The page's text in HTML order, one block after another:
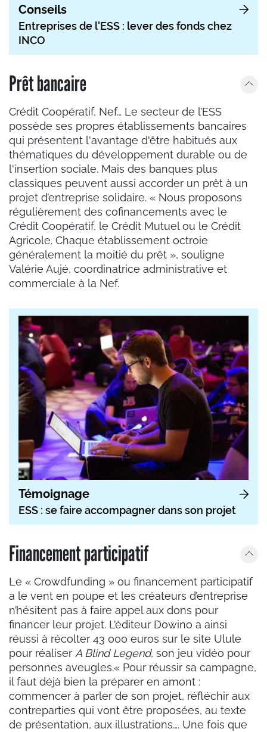
Conseils
Entreprises de l'ESS : lever des fonds chez
INCO
Prêt bancaire
Crédit Coopératif, Nef… Le secteur de l’ESS
possède ses propres établissements bancaires
qui présentent l'avantage d'être habitués aux
thématiques du développement durable ou de
l'insertion sociale. Mais des banques plus
classiques peuvent aussi accorder un prêt à un
projet d’entreprise solidaire. « Nous proposons
régulièrement des cofinancements avec le
Crédit Coopératif, le Crédit Mutuel ou le Crédit
Agricole. Chaque établissement octroie
généralement la moitié du prêt », souligne
Valérie Aujé, coordinatrice administrative et
commerciale à la Nef.
Témoignage
ESS : se faire accompagner dans son projet
Financement participatif
Le « Crowdfunding » ou financement participatif
a le vent en poupe et les créateurs d’entreprise
n’hésitent pas à faire appel aux dons pour
financer leur projet. L’éditeur Dowino a ainsi
réussi à récolter 43 000 euros sur le site Ulule
pour réaliser A Blind Legend, son jeu vidéo pour
personnes aveugles.« Pour réussir sa campagne,
il faut déjà bien la préparer en amont :
commencer à parler de son projet, réfléchir aux
contreparties qui vont être proposées, au texte
de présentation, aux illustrations…. Une fois que